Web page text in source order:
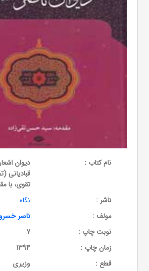
نام کتاب :
دیوان
قبادیانی
تقوی، با
ناشر :
نگاه
مولف :
ناصر خسرو
نوبت چاپ :
7
زمان چاپ :
1394
قطع :
وزیری